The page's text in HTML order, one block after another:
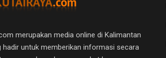
merupakan media online di Kalimantan
hadir untuk memberikan informasi secara